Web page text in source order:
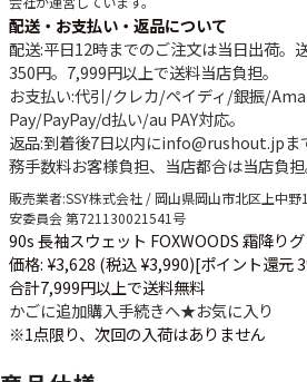
配送・お支払い・返品について
配送:平日12時までのご注文は当日出荷。
350円。 7,999円以上で送料当店負担。
お支払い:代引/クレカ/ペイディ/銀振/
Pay/PayPay/d払い/au PAY対応。
返品:到着後7日以内にinfo@rushout.jpま
務手数料お客様負担、当店都合は当店負担
販売業者:SSY株式会社 / 岡山県岡山市北区上中
安委員会 第721130021541号
90s 長袖スウェット FOXWOODS 霜降り
価格: ¥3,628 (税込 ¥3,990)[ポイント還元
合計7,999円以上で送料無料
かごに追加購入手続きへ★お気に入り
※1点限り、次回の入荷はありません